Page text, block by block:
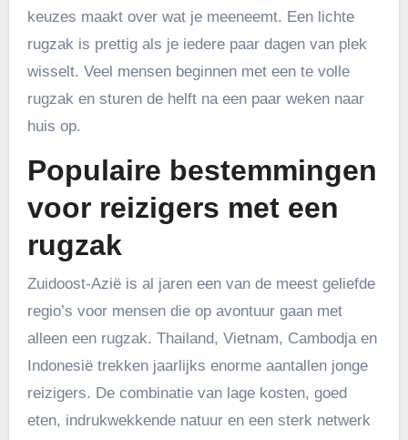
keuzes maakt over wat je meeneemt. Een lichte
rugzak is prettig als je iedere paar dagen van plek
wisselt. Veel mensen beginnen met een te volle
rugzak en sturen de helft na een paar weken naar
huis op.
Populaire bestemmingen
voor reizigers met een
rugzak
Zuidoost-Azië is al jaren een van de meest geliefde
regio’s voor mensen die op avontuur gaan met
alleen een rugzak. Thailand, Vietnam, Cambodja en
Indonesië trekken jaarlijks enorme aantallen jonge
reizigers. De combinatie van lage kosten, goed
eten, indrukwekkende natuur en een sterk netwerk